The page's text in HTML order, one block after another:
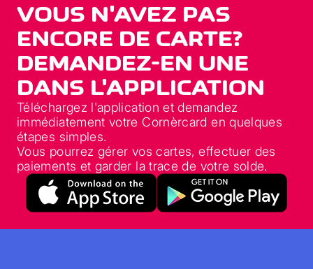
VOUS N'AVEZ PAS
ENCORE DE CARTE?
DEMANDEZ-EN UNE
DANS L'APPLICATION
Téléchargez l'application et demandez
immédiatement votre Cornèrcard en quelques
étapes simples.
Vous pourrez gérer vos cartes, effectuer des
paiements et garder la trace de votre solde.